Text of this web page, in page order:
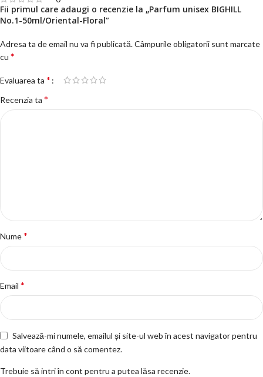
Fii primul care adaugi o recenzie la „Parfum unisex BIGHILL
No.1-50ml/Oriental-Floral”
Adresa ta de email nu va fi publicată.Câmpurile obligatorii sunt marcate
cu *
Evaluarea ta *
Recenzia ta *
Nume*
Email *
Salvează-mi numele, emailul și site-ul web în acest navigator pentru
data viitoare când o să comentez.
Trebuie să intri în cont pentru a putea lăsa recenzie.